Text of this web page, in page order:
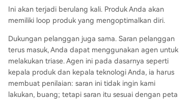
Ini akan terjadi berulang kali. Produk Anda akan
memiliki loop produk yang mengoptimalkan diri.
Dukungan pelanggan juga sama. Saran pelanggan
terus masuk, Anda dapat menggunakan agen untuk
melakukan triase. Agen ini pada dasarnya seperti
kepala produk dan kepala teknologi Anda, ia harus
membuat penilaian: saran ini tidak ingin kami
lakukan, buang; tetapi saran itu sesuai dengan peta